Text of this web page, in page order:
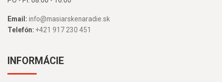
Email: info@masiarskenaradie.sk
Telefón: +421 917 230 451
INFORMÁCIE